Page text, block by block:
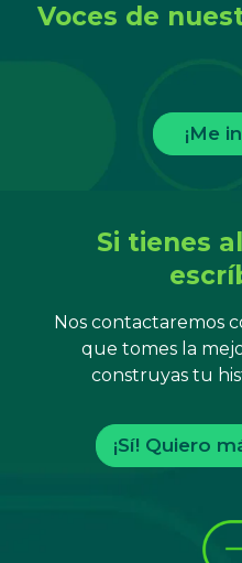
Voces de
¡Me
Si tienes
Nos contactaremos
que tomes la
construyas tu
¡Sí! Quiero